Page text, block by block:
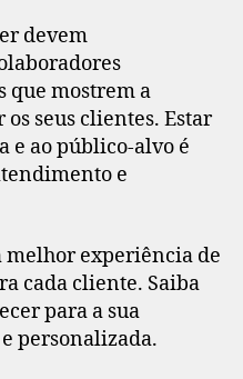
devem
que mostrem a
seus clientes. Estar
e ao público-alvo é
e
melhor experiência de
cada cliente. Saiba
para a sua
personalizada.